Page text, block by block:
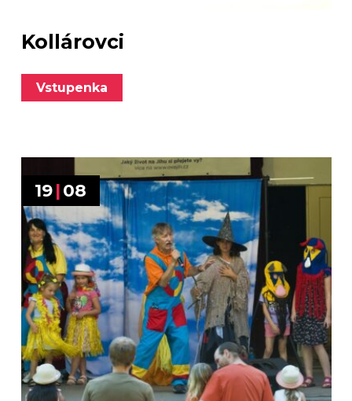
Kollárovci
Vstupenka
19 |08